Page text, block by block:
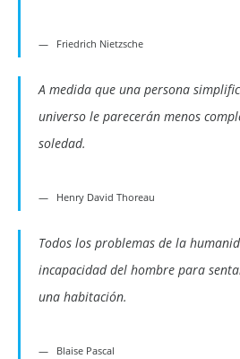
Friedrich Nietzsche
A medida que una persona
universo le parecerán menos
soledad.
Henry David Thoreau
Todos los problemas de la
incapacidad del hombre para
una habitación.
Blaise Pascal